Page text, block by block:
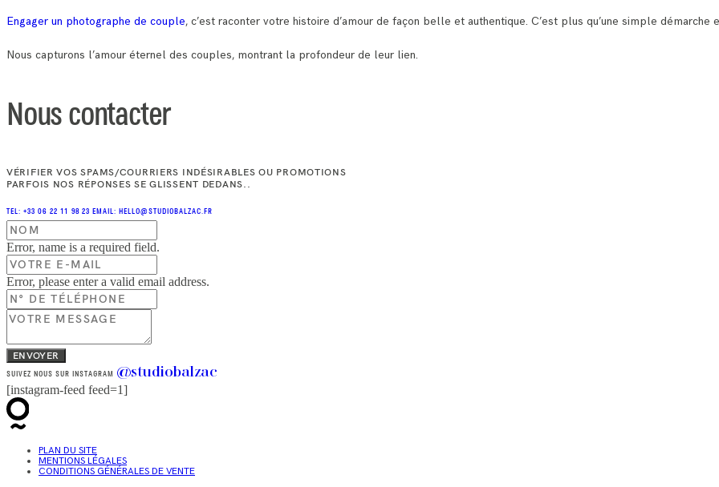
Engager un photographe de couple, c’est raconter votre histoire d’amour de façon belle et authentique. C’est plus qu’une simple démarche
Nous capturons l’amour éternel des couples, montrant la profondeur de leur lien.
Nous contacter
VÉRIFIER VOS SPAMS/COURRIERS INDÉSIRABLES OU PROMOTIONS
PARFOIS NOS RÉPONSES SE GLISSENT DEDANS..
TEL: +33 06 22 11 98 23 EMAIL: HELLO@STUDIOBALZAC.FR
Error, name is a required field.
Error, please enter a valid email address.
ENVOYER
SUIVEZ NOUS SUR INSTAGRAM @studiobalzac
[instagram-feed feed=1]
PLAN DU SITE
MENTIONS LÉGALES
CONDITIONS GÉNÉRALES DE VENTE